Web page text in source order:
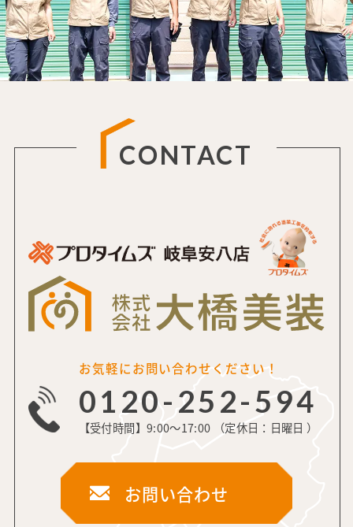
CONTACT
お気軽にお問い合わせください！
0120-252-594
【受付時間】9:00～17:00 （定休日：日曜日 ）
お問い合わせ